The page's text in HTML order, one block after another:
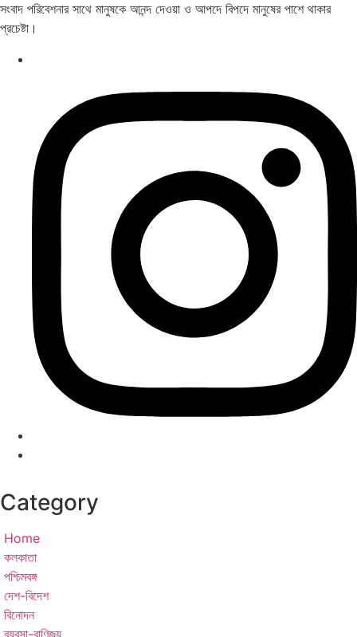
সংবাদ পরিবেশনার সাথে মানুষকে আনন্দ দেওয়া ও আপদে বিপদে মানুষের পাশে থাকার
প্রচেষ্টা।
Category
Home
কলকাতা
পশ্চিমবঙ্গ
দেশ-বিদেশ
বিনোদন
ব্যবসা-বাণিজ্য